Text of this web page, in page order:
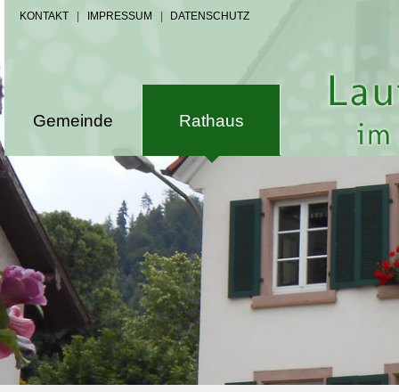
KONTAKT IMPRESSUM DATENSCHUTZ
Gemeinde Rathaus